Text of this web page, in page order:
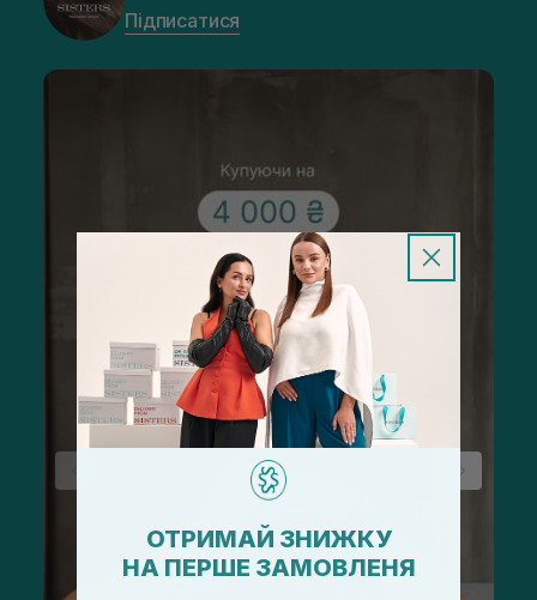
Підписатися
ОТРИМАЙ ЗНИЖКУ
НА ПЕРШЕ ЗАМОВЛЕНЯ